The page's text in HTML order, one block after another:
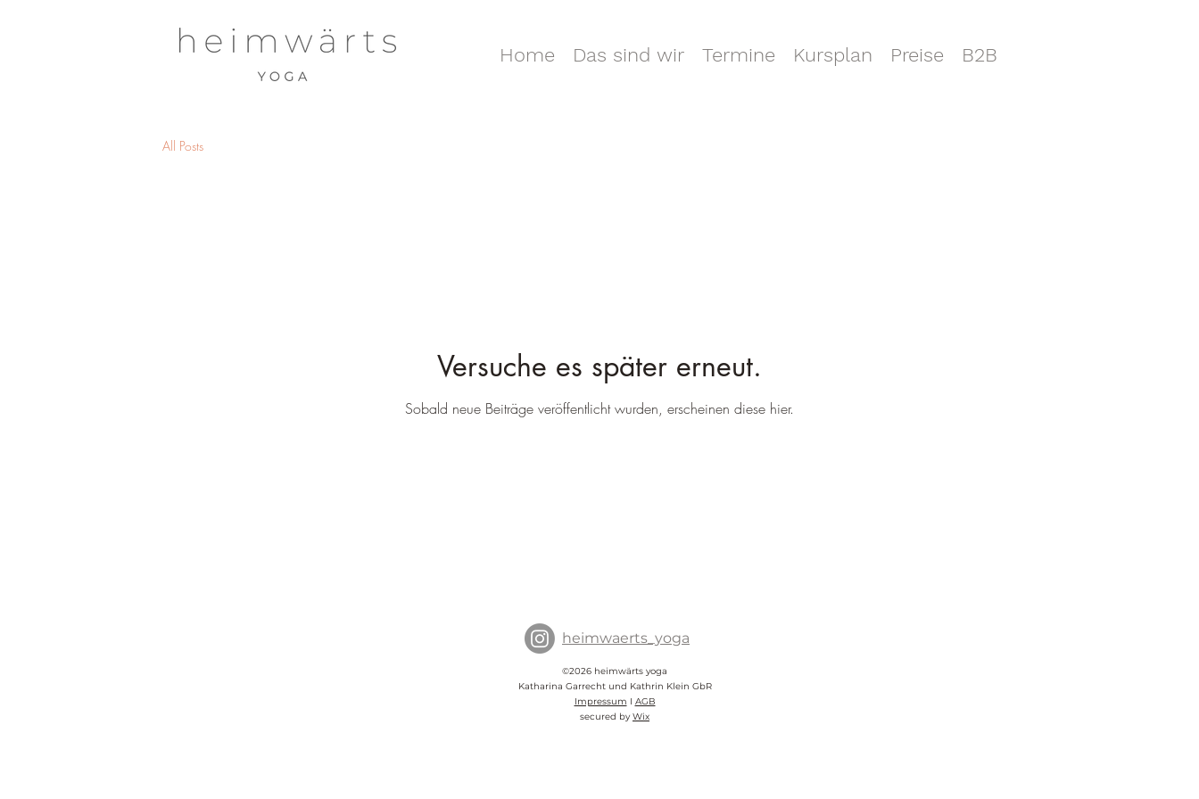
Home Das sind wir Termine Kursplan Preise B2B
All Posts
Versuche es später erneut.
Sobald neue Beiträge veröffentlicht wurden, erscheinen diese hier.
heimwaerts_yoga
©2026 heimwärts yoga
Katharina Garrecht und Kathrin Klein GbR
Impressum I AGB
secured by Wix